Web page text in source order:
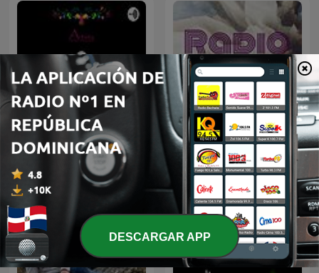
Mariela Sánchez y sus
aventuras gastronómicas
en Europa
Radio A-A
DESCARGAR APP